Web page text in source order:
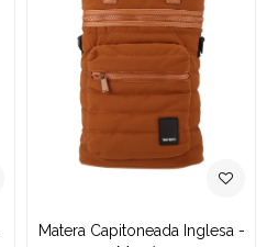
Matera Capitoneada Inglesa -